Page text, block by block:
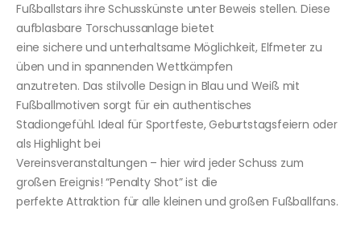
Fußballstars ihre Schusskünste unter Beweis stellen. Diese
aufblasbare Torschussanlage bietet
eine sichere und unterhaltsame Möglichkeit, Elfmeter zu
üben und in spannenden Wettkämpfen
anzutreten. Das stilvolle Design in Blau und Weiß mit
Fußballmotiven sorgt für ein authentisches
Stadiongefühl. Ideal für Sportfeste, Geburtstagsfeiern oder
als Highlight bei
Vereinsveranstaltungen – hier wird jeder Schuss zum
großen Ereignis! “Penalty Shot” ist die
perfekte Attraktion für alle kleinen und großen Fußballfans.